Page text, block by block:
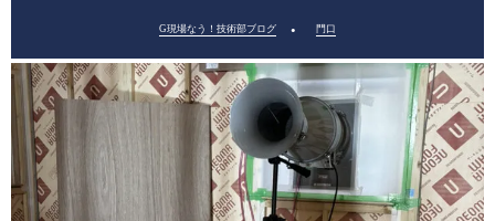
G現場なう！技術部ブログ 門口